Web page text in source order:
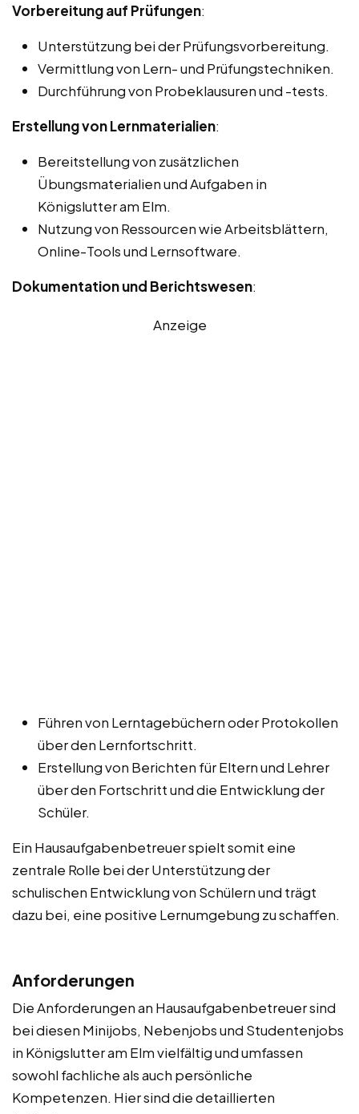
Vorbereitung auf Prüfungen:
Unterstützung bei der Prüfungsvorbereitung.
Vermittlung von Lern- und Prüfungstechniken.
Durchführung von Probeklausuren und -tests.
Erstellung von Lernmaterialien:
Bereitstellung von zusätzlichen
Übungsmaterialien und Aufgaben in
Königslutter am Elm.
Nutzung von Ressourcen wie Arbeitsblättern,
Online-Tools und Lernsoftware.
Dokumentation und Berichtswesen:
Anzeige
Führen von Lerntagebüchern oder Protokollen
über den Lernfortschritt.
Erstellung von Berichten für Eltern und Lehrer
über den Fortschritt und die Entwicklung der
Schüler.
Ein Hausaufgabenbetreuer spielt somit eine
zentrale Rolle bei der Unterstützung der
schulischen Entwicklung von Schülern und trägt
dazu bei, eine positive Lernumgebung zu schaffen.
Anforderungen
Die Anforderungen an Hausaufgabenbetreuer sind
bei diesen Minijobs, Nebenjobs und Studentenjobs
in Königslutter am Elm vielfältig und umfassen
sowohl fachliche als auch persönliche
Kompetenzen. Hier sind die detaillierten